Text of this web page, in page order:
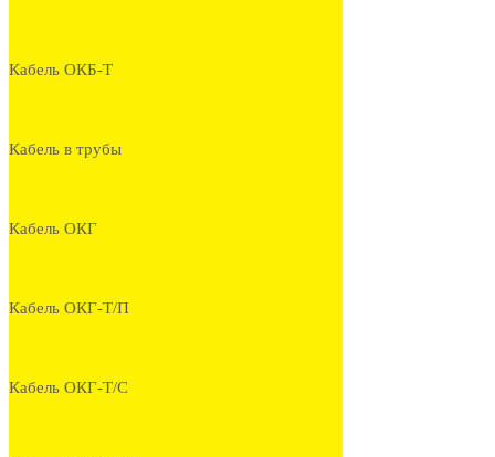
Кабель ОКБ-Т
Кабель в трубы
Кабель ОКГ
Кабель ОКГ-Т/П
Кабель ОКГ-Т/С